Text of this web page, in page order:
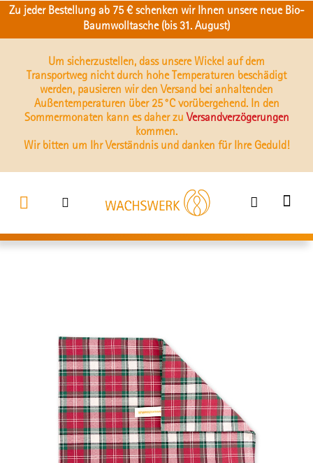
Zu jeder Bestellung ab 75 € schenken wir Ihnen unsere neue Bio-
Baumwolltasche (bis 31. August)
Um sicherzustellen, dass unsere Wickel auf dem
Transportweg nicht durch hohe Temperaturen beschädigt
werden, pausieren wir den Versand bei anhaltenden
Außentemperaturen über 25 °C vorübergehend. In den
Sommermonaten kann es daher zu Versandverzögerungen
kommen.
Wir bitten um Ihr Verständnis und danken für Ihre Geduld!